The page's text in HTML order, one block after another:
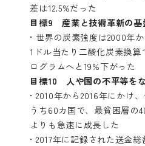
差は12.5%だった
目標9 産業と技術革新の基
• 世界の炭素強度は2000年
1ドル当たり二酸化炭素換
ログラムへと19%下がった
目標10 人や国の不平等を
• 2010年から2016年にかけ
うち60カ国で、最貧困層の
よりも急速に成長した
• 2017年に記録された送金